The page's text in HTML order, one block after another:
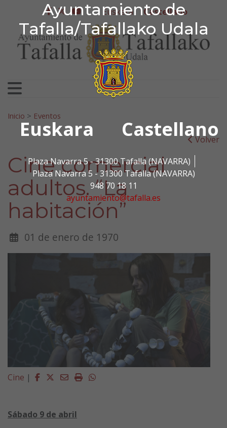
Ayuntamiento de
Tafalla/Tafallako Udala
Euskara Castellano
Plaza Navarra 5 - 31300 Tafalla (NAVARRA)
Plaza Navarra 5 - 31300 Tafalla (NAVARRA)
948 70 18 11
ayuntamiento@tafalla.es
Ir al contenido
Ayuntamiento de
facebook
twitter
youtube
Euskera Castellano
Search for:
Inicio > Eventos
Volver
Cine comercial
adultos. “La
habitación”
01 de enero de 1970
Cine | Facebook
Twitter
EmailImprimirWhatsapp
Sábado 9 de abril